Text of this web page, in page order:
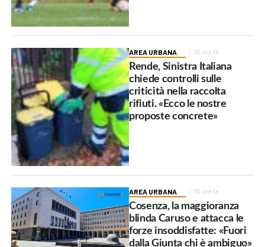
AREA URBANA 10 ore fa
Rende, Sinistra Italiana
chiede controlli sulle
criticità nella raccolta
rifiuti. «Ecco le nostre
proposte concrete»
AREA URBANA 10 ore fa
Cosenza, la maggioranza
blinda Caruso e attacca le
forze insoddisfatte: «Fuori
dalla Giunta chi è ambiguo»